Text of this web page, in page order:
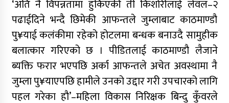
‘अति नै विपन्नतामा हुर्किएकी ती किशोरीलाई लेवल–२
पढाईदिने भन्दै छिमेकी आफन्तले जुम्लाबाट काठमाण्डौ
पु¥याई कलंकीमा रहेको होटलमा बन्धक बनाउदै सामुहीक
बलात्कार गरिएको छ । पीडितलाई काठमाण्डौ लैजाने
ब्यक्ति फरार भएपछि अर्का आफन्तले अचेत अवस्थामा नै
जुम्ला पु¥याएपछि हामीले उनको उद्दार गरी उपचारको लागि
पहल गरेका हौ’–महिला विकास निरिक्षक बिन्दु कुँवरले